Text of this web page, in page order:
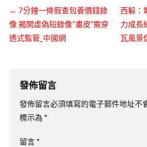
← 7分鐘一條假查包養價錢錄
像 揭開虛偽短錄像“畫皮”需穿
透式監管_中國網
西躲：
力成長
瓦風景
發佈留言
發佈留言必須填寫的電子郵件地址不
標示為 *
留言 *